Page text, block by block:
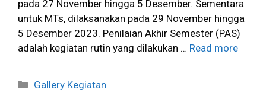
pada 27 November hingga 5 Desember. Sementara
untuk MTs, dilaksanakan pada 29 November hingga
5 Desember 2023. Penilaian Akhir Semester (PAS)
adalah kegiatan rutin yang dilakukan … Read more
Categories
Gallery Kegiatan